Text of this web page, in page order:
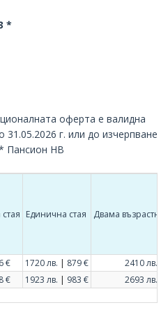
*
оферта е валидна
31.05.2026 г. или до изчерпване
Пансион HB
Единична стая Двама възрастни
€ 1720 лв. | 879 € 2410 лв.
€ 1923 лв. | 983 € 2693 лв.